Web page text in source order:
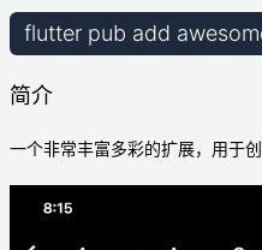
flutter pub add
简介
一个非常丰富多彩的扩展，用于